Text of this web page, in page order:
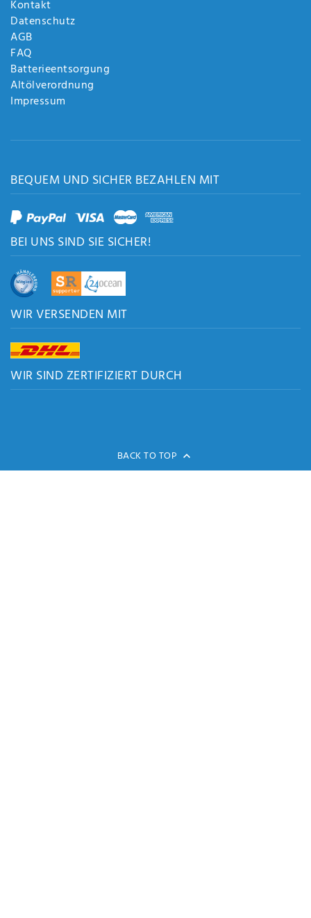
Kontakt
Datenschutz
AGB
FAQ
Batterieentsorgung
Altölverordnung
Impressum
BEQUEM UND SICHER BEZAHLEN MIT
BEI UNS SIND SIE SICHER!
WIR VERSENDEN MIT
WIR SIND ZERTIFIZIERT DURCH
BACK TO TOP